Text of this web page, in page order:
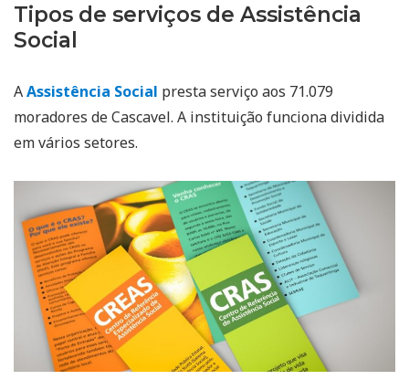
Tipos de serviços de Assistência
Social
AAssistência Social presta serviço aos 71.079
moradores de Cascavel. A instituição funciona dividida
em vários setores.